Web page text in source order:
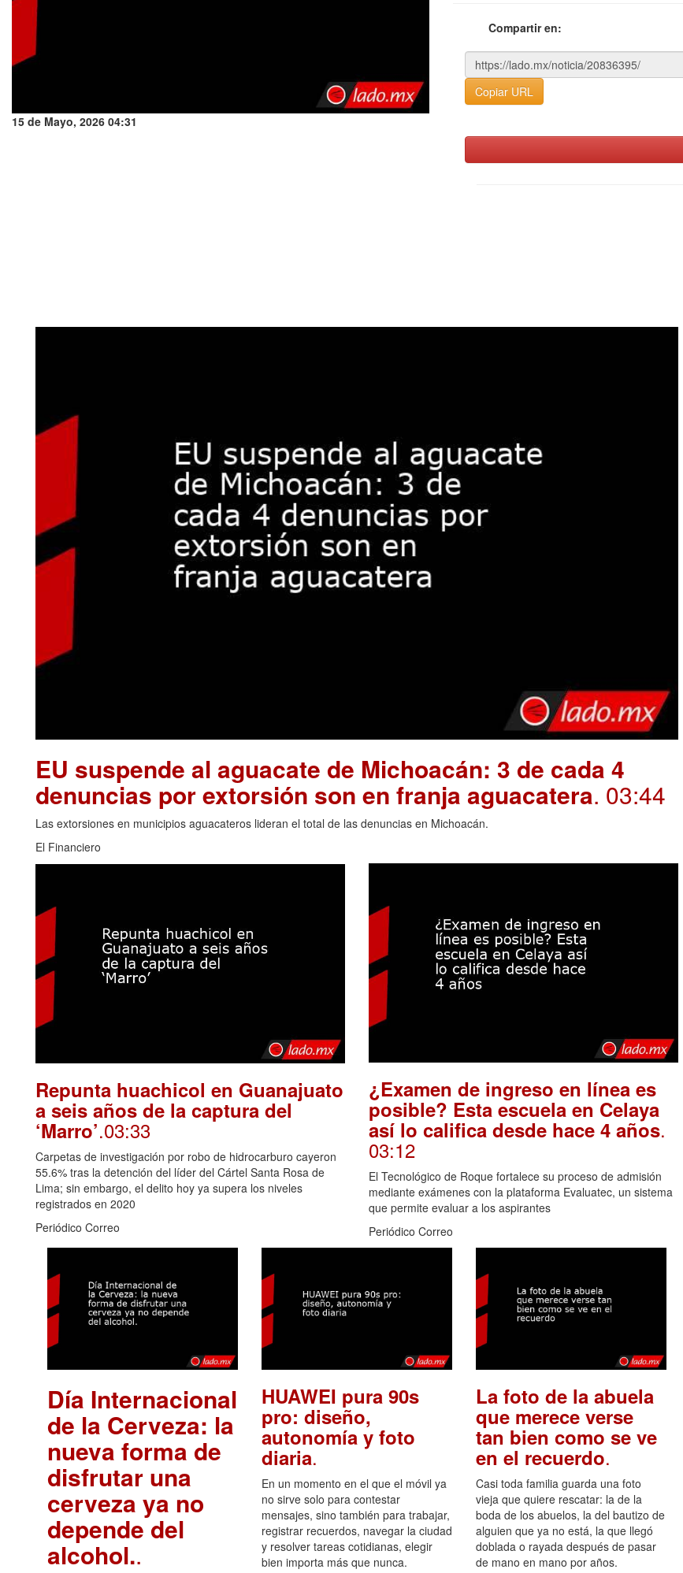
15 de Mayo, 2026 04:31
Compartir en:
Copiar URL
EU suspende al aguacate de Michoacán: 3 de cada 4
denuncias por extorsión son en franja aguacatera. 03:44
Las extorsiones en municipios aguacateros lideran el total de las denuncias en Michoacán.
El Financiero
Repunta huachicol en Guanajuato
a seis años de la captura del
‘Marro’.03:33
Carpetas de investigación por robo de hidrocarburo cayeron
55.6% tras la detención del líder del Cártel Santa Rosa de
Lima; sin embargo, el delito hoy ya supera los niveles
registrados en 2020
Periódico Correo
¿Examen de ingreso en línea es
posible? Esta escuela en Celaya
así lo califica desde hace 4 años.
03:12
El Tecnológico de Roque fortalece su proceso de admisión
mediante exámenes con la plataforma Evaluatec, un sistema
que permite evaluar a los aspirantes
Periódico Correo
Día Internacional
de la Cerveza: la
nueva forma de
disfrutar una
cerveza ya no
depende del
alcohol..
HUAWEI pura 90s
pro: diseño,
autonomía y foto
diaria.
En un momento en el que el móvil ya
no sirve solo para contestar
mensajes, sino también para trabajar,
registrar recuerdos, navegar la ciudad
y resolver tareas cotidianas, elegir
bien importa más que nunca.
La foto de la abuela
que merece verse
tan bien como se ve
en el recuerdo.
Casi toda familia guarda una foto
vieja que quiere rescatar: la de la
boda de los abuelos, la del bautizo de
alguien que ya no está, la que llegó
doblada o rayada después de pasar
de mano en mano por años.